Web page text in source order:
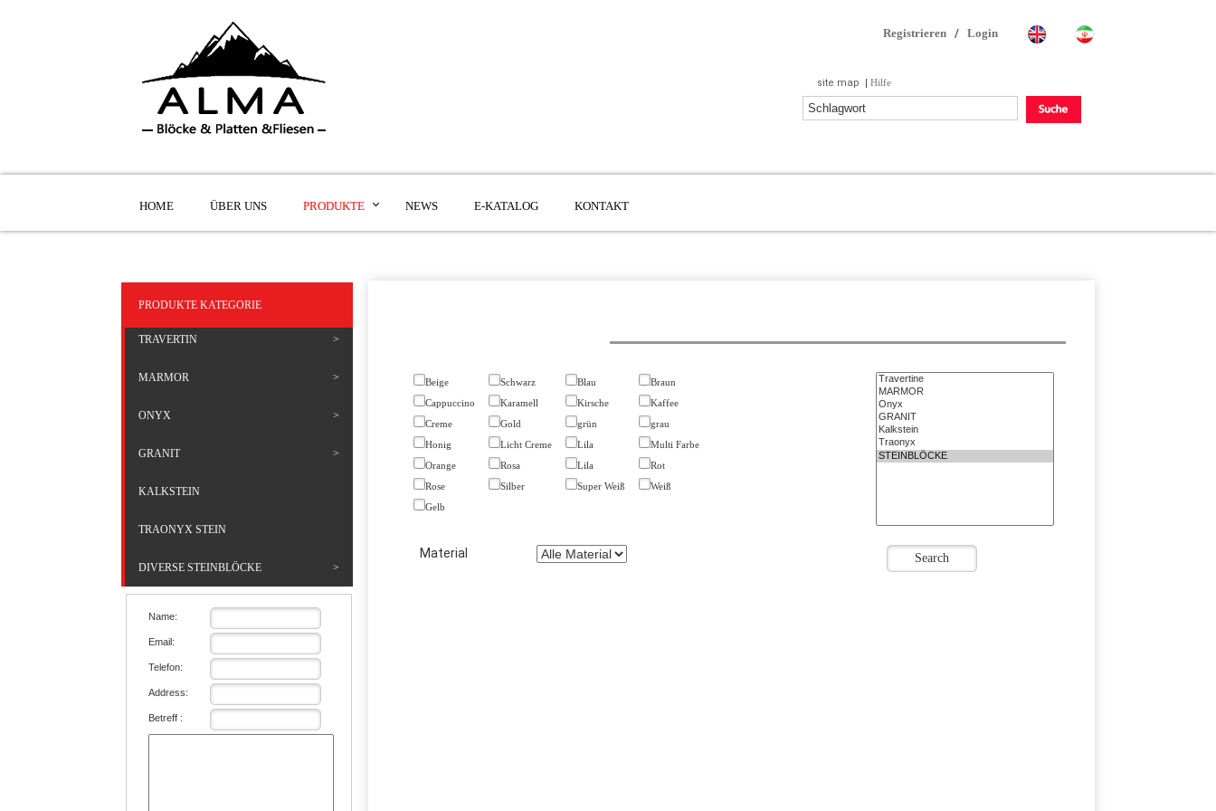
Registrieren /Login
site map | Hilfe
HOME ÜBER UNS PRODUKTE NEWS E-KATALOG KONTAKT
PRODUKTE KATEGORIE
TRAVERTIN
MARMOR
ONYX
GRANIT
KALKSTEIN
TRAONYX STEIN
DIVERSE STEINBLÖCKE
Name:
Email:
Telefon:
Address:
Betreff :
Beige Schwarz Blau
Braun
Cappuccino
Karamell Kirsche
Kaffee
Creme
Gold grün
grau
Honig
Licht Creme Lila
Multi Farbe
Orange
Rosa Lila
Rot
Rose
Silber Super Weiß
Weiß
Gelb
Material